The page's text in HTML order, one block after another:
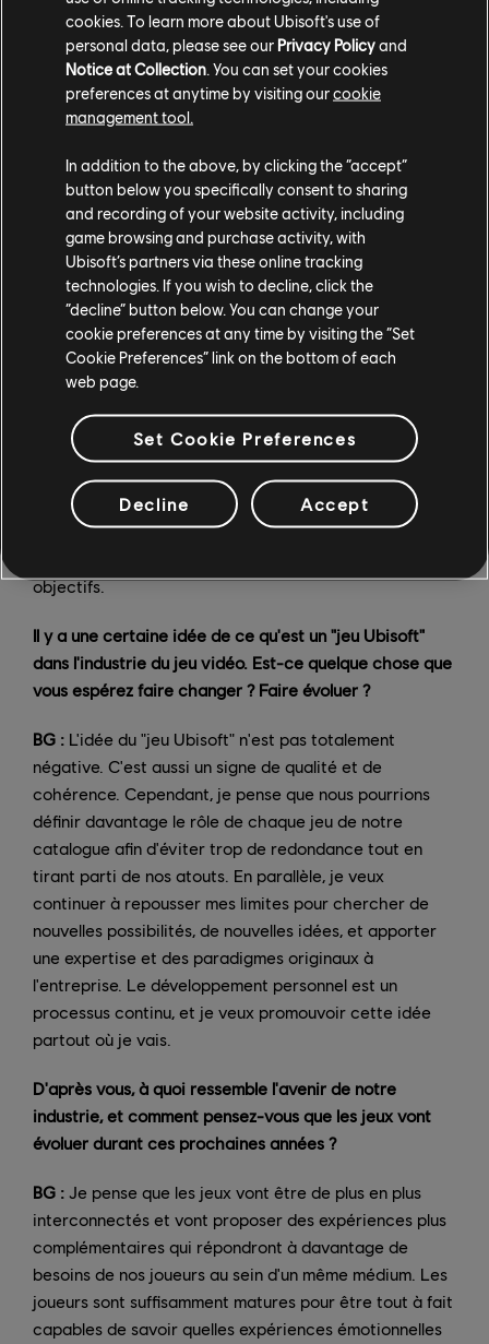
apporter des idées, et à conseiller et aider les équipes,
c'est une perspective complètement différente.
Comment voudriez-vous voir évoluer le catalogue de
jeux d'Ubisoft à l'avenir ?
Je crois fortement en la création de jeux plus
ciblés. Je pense que nous devrions explorer des projets
de tailles et de portées différentes afin de proposer à
nos joueurs des expériences variées. Les jeux vidéo
sont un concentré d'émotions puissantes, et je sais que
nous pouvons nous appuyer sur nos atouts manifestes
pour étendre notre offre et atteindre un public plus
large. Maintenant que je fais partie de l'équipe
éditoriale, je veux contribuer à étendre les types
d'expériences que nous créons en développant des
jeux qui mettent en valeur les liens personnels et
l'expression de nos émotions. Je pense qu'en étendant
la portée de nos jeux, plateformes et mécaniques, nous
pouvons offrir à nos joueurs des expériences qui
objectifs.
Il y a une certaine idée de ce qu'est un "jeu Ubisoft"
dans l'industrie du jeu vidéo. Est-ce quelque chose que
vous espérez faire changer ? Faire évoluer ?
BG : L'idée du "jeu Ubisoft" n'est pas totalement
négative. C'est aussi un signe de qualité et de
cohérence. Cependant, je pense que nous pourrions
définir davantage le rôle de chaque jeu de notre
catalogue afin d'éviter trop de redondance tout en
tirant parti de nos atouts. En parallèle, je veux
continuer à repousser mes limites pour chercher de
nouvelles possibilités, de nouvelles idées, et apporter
une expertise et des paradigmes originaux à
l'entreprise. Le développement personnel est un
processus continu, et je veux promouvoir cette idée
partout où je vais.
D'après vous, à quoi ressemble l'avenir de notre
industrie, et comment pensez-vous que les jeux vont
évoluer durant ces prochaines années ?
BG : Je pense que les jeux vont être de plus en plus
interconnectés et vont proposer des expériences plus
complémentaires qui répondront à davantage de
besoins de nos joueurs au sein d'un même médium. Les
joueurs sont suffisamment matures pour être tout à fait
capables de savoir quelles expériences émotionnelles
cookies. To learn more about Ubisoft's use of
personal data, please see our Privacy Policyand
Notice at Collection . You can set your cookies
preferences at anytime by visiting ourcookie
management tool.
In addition to the above, by clicking the “accept”
button below you specifically consent to sharing
and recording of your website activity, including
game browsing and purchase activity, with
Ubisoft’s partners via these online tracking
technologies. If you wish to decline, click the
“decline” button below. You can change your
cookie preferences at any time by visiting the “Set
Cookie Preferences” link on the bottom of each
web page.
Set Cookie Preferences
Decline Accept